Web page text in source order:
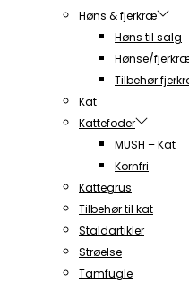
Høns & fjerkræ
Høns til salg
Hønse/
Tilbehør
Kat
Kattefoder
MUSH – Kat
Kornfri
Kattegrus
Tilbehør til kat
Staldartikler
Strøelse
Tamfugle